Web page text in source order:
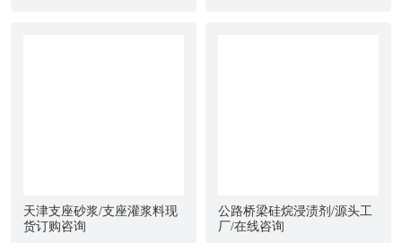
天津支座砂浆/支座灌浆料现
货订购咨询
公路桥梁硅烷浸渍剂/源头工
厂/在线咨询